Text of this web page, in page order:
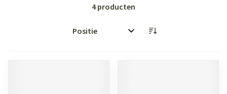
4producten
Sorteer op: